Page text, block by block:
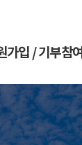
가입 / 기부참여